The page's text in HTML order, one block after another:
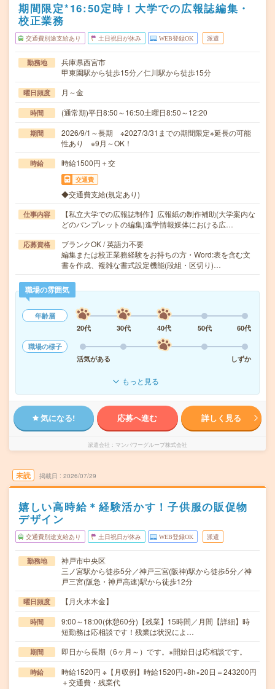
期間限定*16:50定時！大学での広報誌編集・
校正業務
交通費別途支給あり 土日祝日が休み WEB登録OK 派遣
勤務地
兵庫県西宮市
甲東園駅から徒歩15分／仁川駅から徒歩15分
曜日頻度 月～金
時間 (通常期)平日8:50～16:50土曜日8:50～12:20
期間
2026/9/1～長期 ※2027/3/31までの期間限定※延長の可能
性あり ※9月～OK！
時給 時給1500円＋交
交通費
◆交通費支給(規定あり)
仕事内容
【私立大学での広報誌制作】広報紙の制作補助(大学案内な
どのパンプレットの編集)進学情報媒体における広…
応募資格
ブランクOK / 英語力不要
編集または校正業務経験をお持ちの方・Word:表を含む文
書を作成、複雑な書式設定機能(段組・区切り)…
職場の雰囲気
年齢層
20代
30代 40代 50代
60代
職場の様子
活気がある
しずか
もっと見る
気になる! 応募へ進む 詳しく見る
派遣会社 マンパワーグループ株式会社
未読 掲載日 2026/07/29
嬉しい高時給＊経験活かす！子供服の販促物
デザイン
交通費別途支給あり 土日祝日が休み WEB登録OK 派遣
勤務地
神戸市中央区
三ノ宮駅から徒歩5分／神戸三宮(阪神)駅から徒歩5分／神
戸三宮(阪急・神戸高速)駅から徒歩12分
曜日頻度 【月火水木金】
時間
9:00～18:00(休憩60分)【残業】15時間／月間【詳細】時
短勤務は応相談です！残業は状況によ…
期間 即日から長期（6ヶ月～）です。※開始日は応相談です。
時給
時給1520円 ※【月収例】時給1520円×8h×20日＝243200円
＋交通費・残業代